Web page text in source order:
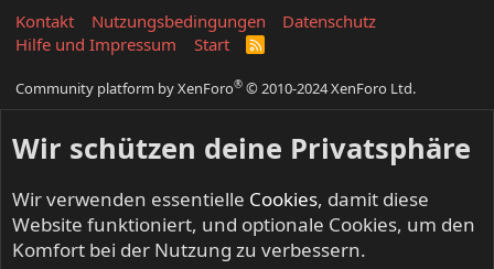
Kontakt
Nutzungsbedingungen
Datenschutz
Hilfe und Impressum
Start
R
S
Community platform by XenForo® © 2010-2024 XenForo Ltd.
Wir schützen deine Privatsphäre
Wir verwenden essentielle Cookies, damit diese
Website funktioniert, und optionale Cookies, um den
Komfort bei der Nutzung zu verbessern.